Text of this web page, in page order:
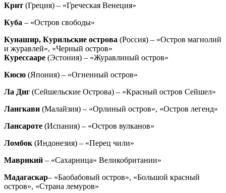
Крит (Греция) – «Греческая Венеция»
Куба – «Остров свободы»
Кунашир, Курильские острова (Россия) – «Остров магнолий
и журавлей», «Черный остров»
Курессааре (Эстония) – «Журавлиный остров»
Кюсю (Япония) – «Огненный остров»
Ла Диг (Сейшельские Острова) – «Красный остров Сейшел»
Лангкави (Малайзия) – «Орлиный остров», «Остров легенд»
Лансароте (Испания) – «Остров вулканов»
Ломбок (Индонезия) – «Перец чили»
Маврикий – «Сахарница» Великобритании»
Мадагаскар– «Баобабовый остров», «Большой красный
остров», «Страна лемуров»